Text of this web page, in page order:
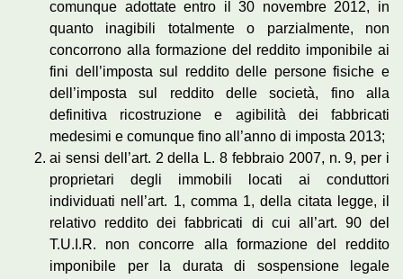
comunque adottate entro il 30 novembre 2012, in
quanto inagibili totalmente o parzialmente, non
concorrono alla formazione del reddito imponibile ai
fini dell’imposta sul reddito delle persone fisiche e
dell’imposta sul reddito delle società, fino alla
definitiva ricostruzione e agibilità dei fabbricati
medesimi e comunque fino all’anno di imposta 2013;
ai sensi dell’art. 2 della L. 8 febbraio 2007, n. 9, per i
proprietari degli immobili locati ai conduttori
individuati nell’art. 1, comma 1, della citata legge, il
relativo reddito dei fabbricati di cui all’art. 90 del
T.U.I.R. non concorre alla formazione del reddito
imponibile per la durata di sospensione legale